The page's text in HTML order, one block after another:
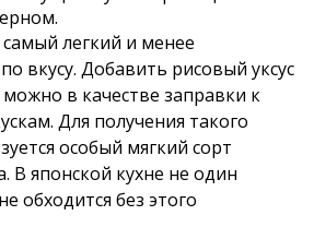
самый легкий и менее
вкусу. Добавить рисовый уксус
в качестве заправки к
Для получения такого
особый мягкий сорт
В японской кухне не один
обходится без этого